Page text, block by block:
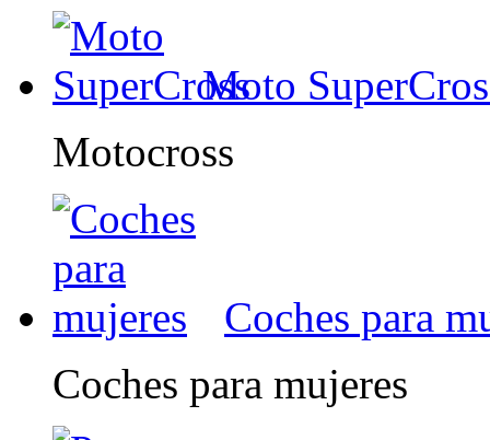
Moto
Motocross
Coches para
Coches para mujeres